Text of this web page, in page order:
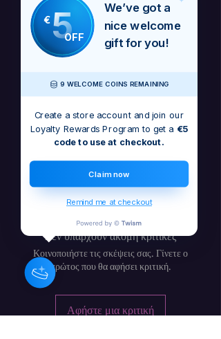
Μόνο ψηφιακή λήψη - MP3
Δεν υπάρχουν ακόμη κριτικές
Κοινοποιήστε τις σκέψεις σας. Γίνετε ο
πρώτος που θα αφήσει κριτική.
Αφήστε μια κριτική
€5OFF
We’ve got a
nice welcome
gift for you!
9 WELCOME COINS REMAINING
Create a store account and join our
Loyalty Rewards Program to get a €5
code to use at checkout.
Claim now
Remind me at checkout